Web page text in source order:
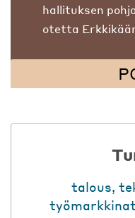
hallituksen
otetta
talous,
työmarkkinat